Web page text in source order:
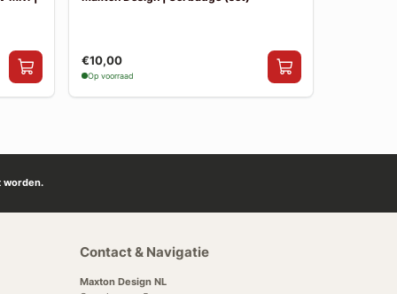
€10,00
Op voorraad
worden.
Contact & Navigatie
Maxton Design NL